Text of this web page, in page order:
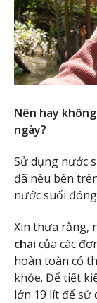
Nên hay
ngày?
Sử dụng nước
đã nêu bên
nước suối
Xin thưa rằng,
chai của các
hoàn toàn có
khỏe. Để tiết
lớn 19 lít để sử